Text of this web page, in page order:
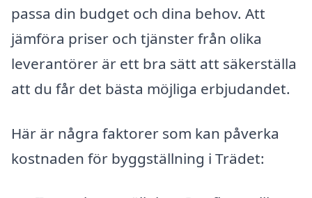
passa din budget och dina behov. Att
jämföra priser och tjänster från olika
leverantörer är ett bra sätt att säkerställa
att du får det bästa möjliga erbjudandet.
Här är några faktorer som kan påverka
kostnaden för byggställning i Trädet: